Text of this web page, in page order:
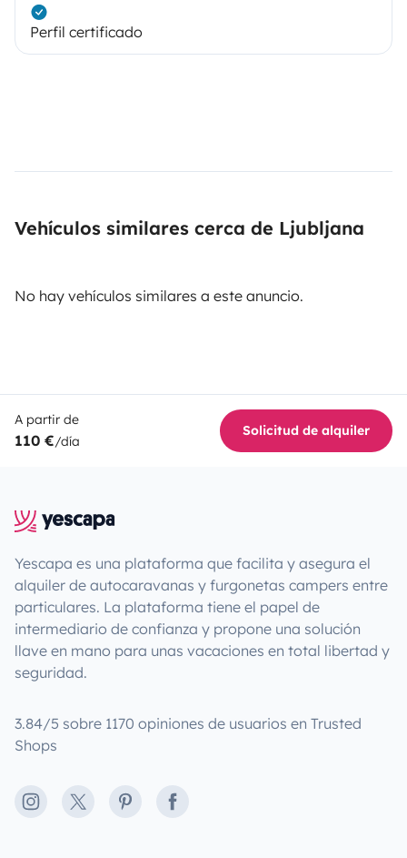
Perfil certificado
Vehículos similares cerca de Ljubljana
No hay vehículos similares a este anuncio.
A partir de
110 €/día
Solicitud de alquiler
Yescapa es una plataforma que facilita y asegura el
alquiler de autocaravanas y furgonetas campers entre
particulares. La plataforma tiene el papel de
intermediario de confianza y propone una solución
llave en mano para unas vacaciones en total libertad y
seguridad.
3.84/5 sobre 1170 opiniones de usuarios en Trusted
Shops
Instagram
X PinterestFacebook